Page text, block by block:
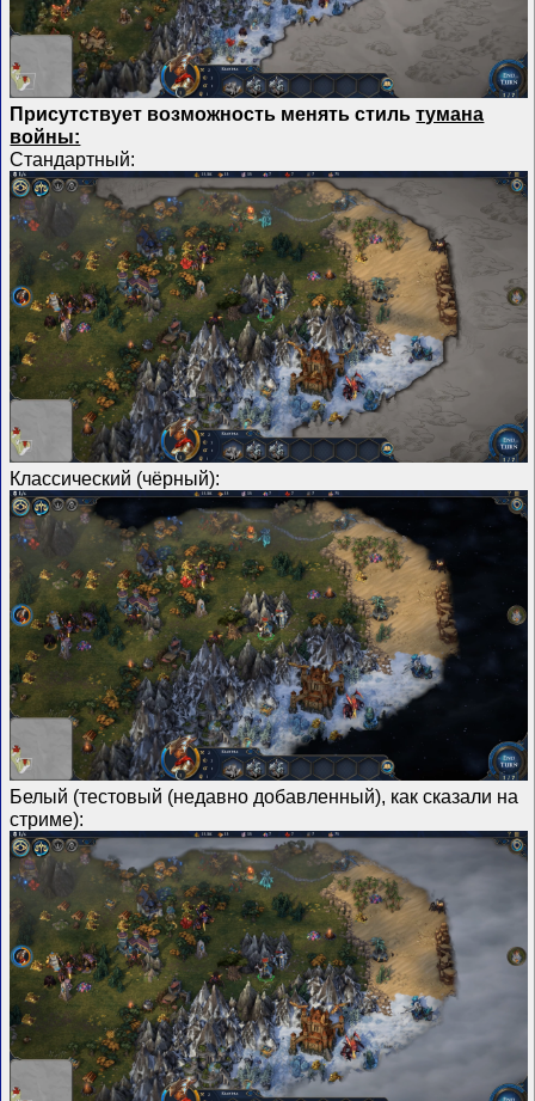
Присутствует возможность менять стильтумана
войны:
Стандартный:
Классический (чёрный):
Белый (тестовый (недавно добавленный), как сказали на
стриме):